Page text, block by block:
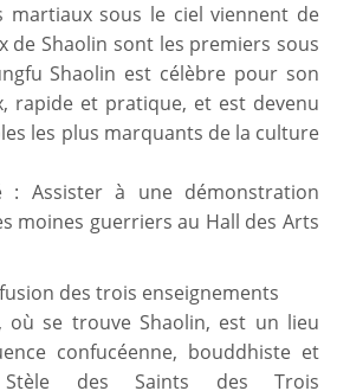
martiaux sous le ciel viennent de
de Shaolin sont les premiers sous
Shaolin est célèbre pour son
rapide et pratique, et est devenu
les plus marquants de la culture
: Assister à une démonstration
moines guerriers au Hall des Arts
des trois enseignements
où se trouve Shaolin, est un lieu
confucéenne, bouddhiste et
des Saints des Trois